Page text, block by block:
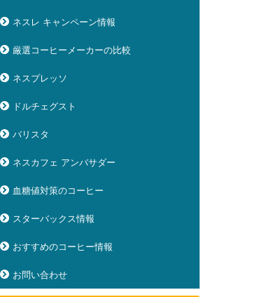
ネスレ キャンペーン情報
厳選コーヒーメーカーの比較
ネスプレッソ
ドルチェグスト
バリスタ
ネスカフェ アンバサダー
血糖値対策のコーヒー
スターバックス情報
おすすめのコーヒー情報
お問い合わせ